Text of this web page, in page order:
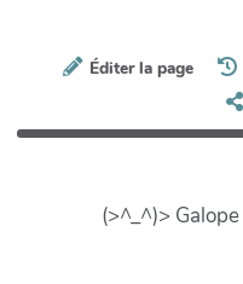
Éditer la page
(>^_^)>